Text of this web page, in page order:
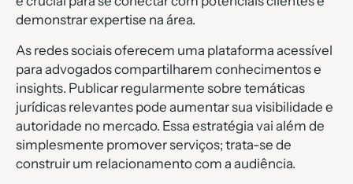
demonstrar expertise na área.
As redes sociais oferecem uma plataforma acessível
para advogados compartilharem conhecimentos e
insights. Publicar regularmente sobre temáticas
jurídicas relevantes pode aumentar sua visibilidade e
autoridade no mercado. Essa estratégia vai além de
simplesmente promover serviços; trata-se de
construir um relacionamento com a audiência.